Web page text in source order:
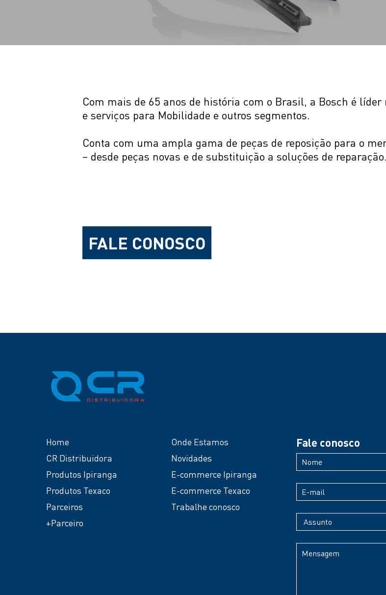
BARDAHL
Com mais de 65 anos de história com o Brasil, a Bosch é
e serviços para Mobilidade e outros segmentos.
Conta com uma ampla gama de peças de reposição para o
– desde peças novas e de substituição a soluções de reparação.
FALE CONOSCO
Home
CR Distribuidora
Produtos Ipiranga
Produtos Texaco
Parceiros
+Parceiro
Onde Estamos
Novidades
E-commerce Ipiranga
E-commerce Texaco
Trabalhe conosco
Fale conosco